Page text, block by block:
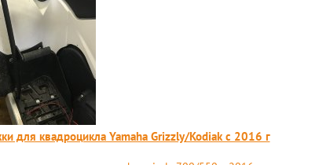
для квадроцикла Yamaha Grizzly/Kodiak c 2016 г